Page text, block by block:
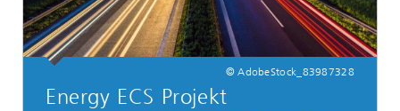
© AdobeStock_83987328
Energy ECS Projekt